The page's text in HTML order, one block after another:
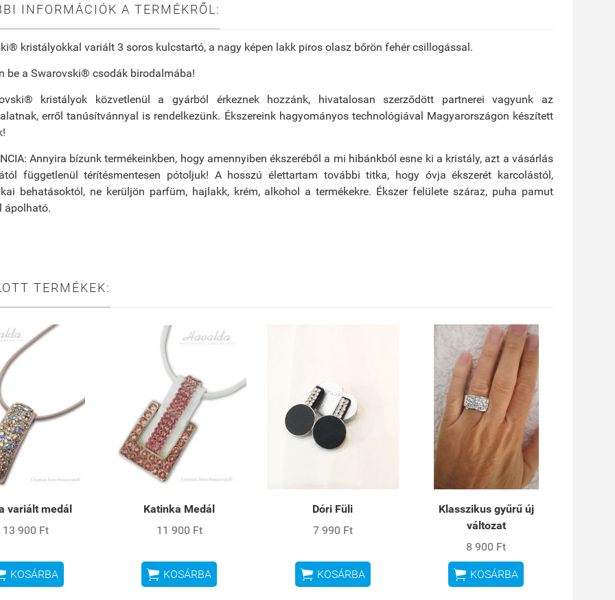
INFORMÁCIÓK A TERMÉKRŐL:
kristályokkal variált 3 soros kulcstartó, a nagy képen lakk piros olasz bőrön fehér csillogással.
be a Swarovski® csodák birodalmába!
kristályok közvetlenül a gyárból érkeznek hozzánk, hivatalosan szerződött partnerei vagyunk az
erről tanúsítvánnyal is rendelkezünk. Ékszereink hagyományos technológiával Magyarországon készített
Annyira bízunk termékeinkben, hogy amennyiben ékszeréből a mi hibánkból esne ki a kristály, azt a vásárlás
függetlenül térítésmentesen pótoljuk! A hosszú élettartam további titka, hogy óvja ékszerét karcolástól,
behatásoktól, ne kerüljön parfüm, hajlakk, krém, alkohol a termékekre. Ékszer felülete száraz, puha pamut
ápolható.
TERMÉKEK:
variált medál
13 900 Ft
KOSÁRBA
Katinka Medál
11 900 Ft
 KOSÁRBA
Dóri Füli
7 990 Ft
 KOSÁRBA
Klasszikus gyűrű új
változat
8 900 Ft
 KOSÁRBA